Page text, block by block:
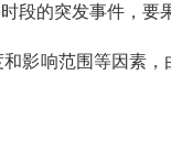
的突发事件，要
响范围等因素，